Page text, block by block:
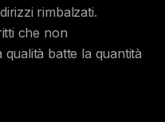
rimbalzati.
che non
qualità batte la quantità